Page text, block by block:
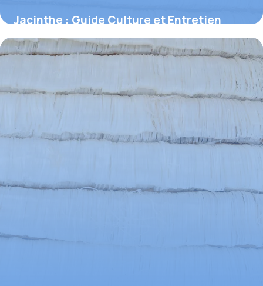
Jacinthe : Guide Culture et Entretien
Complet
29 juin 2026